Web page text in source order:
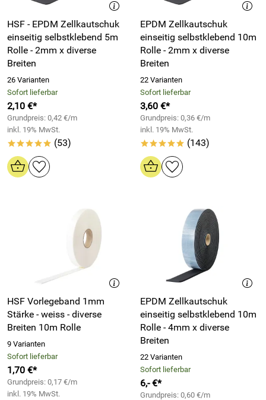
HSF - EPDM Zellkautschuk
einseitig selbstklebend 5m
Rolle - 2mm x diverse
Breiten
26 Varianten
Sofort lieferbar
2,10 €*
Grundpreis: 0,42 €/m
inkl. 19% MwSt.
***** (53)
EPDM Zellkautschuk
einseitig selbstklebend 10m
Rolle - 2mm x diverse
Breiten
22 Varianten
Sofort lieferbar
3,60 €*
Grundpreis: 0,36 €/m
inkl. 19% MwSt.
***** (143)
HSF Vorlegeband 1mm
Stärke - weiss - diverse
Breiten 10m Rolle
9 Varianten
Sofort lieferbar
1,70 €*
Grundpreis: 0,17 €/m
inkl. 19% MwSt.
EPDM Zellkautschuk
einseitig selbstklebend 10m
Rolle - 4mm x diverse
Breiten
22 Varianten
Sofort lieferbar
6,- €*
Grundpreis: 0,60 €/m